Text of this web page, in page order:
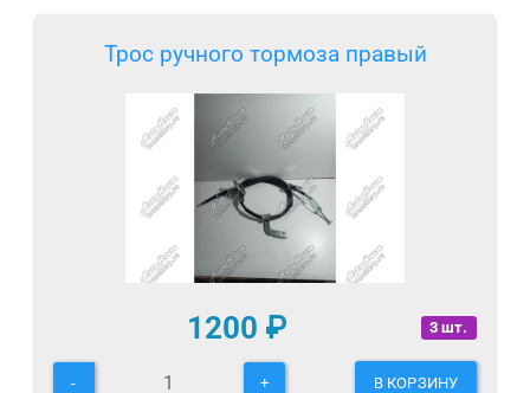
Трос ручного тормоза правый
3 шт.
1200 ₽
- + В КОРЗИНУ